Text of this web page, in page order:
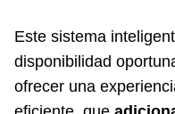
Este sistema
disponibilidad
ofrecer una